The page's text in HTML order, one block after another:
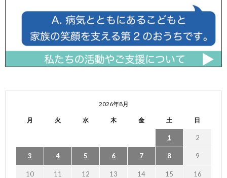
2026年8月
月 火 水 木 金 土 日
1 2
3 4 5 6 7 8 9
10 11 12 13 14 15 16